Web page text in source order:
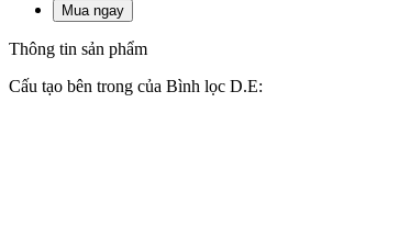
Mua ngay
Thông tin sản phẩm
Cấu tạo bên trong của Bình lọc D.E: